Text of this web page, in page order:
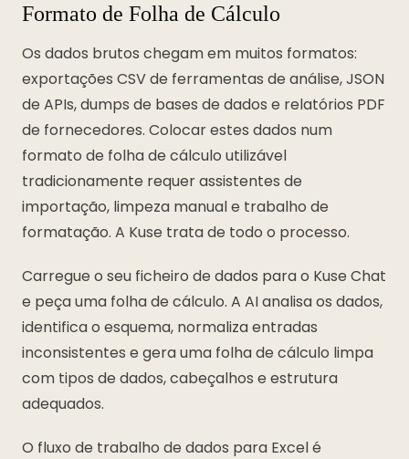
Formato de Folha de Cálculo
Os dados brutos chegam em muitos formatos:
exportações CSV de ferramentas de análise, JSON
de APIs, dumps de bases de dados e relatórios PDF
de fornecedores. Colocar estes dados num
formato de folha de cálculo utilizável
tradicionamente requer assistentes de
importação, limpeza manual e trabalho de
formatação. A Kuse trata de todo o processo.
Carregue o seu ficheiro de dados para o Kuse Chat
e peça uma folha de cálculo. A AI analisa os dados,
identifica o esquema, normaliza entradas
inconsistentes e gera uma folha de cálculo limpa
com tipos de dados, cabeçalhos e estrutura
adequados.
O fluxo de trabalho de dados para Excel é